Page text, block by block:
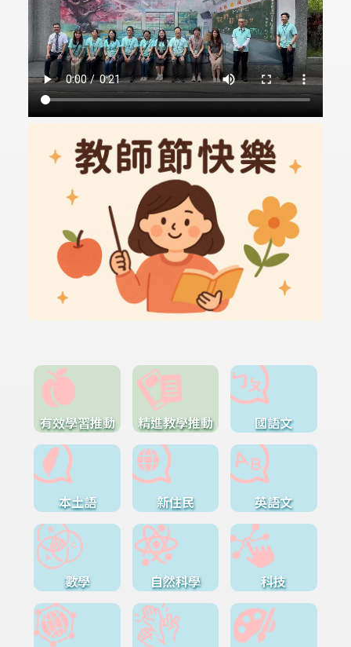
有效學習推動 精進教學推動 國語文
本土語 新住民 英語文
數學 自然科學 科技